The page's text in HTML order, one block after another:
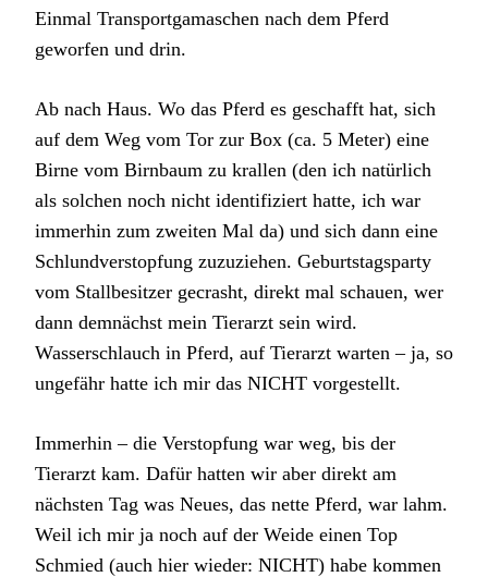
Einmal Transportgamaschen nach dem Pferd
geworfen und drin.
Ab nach Haus. Wo das Pferd es geschafft hat, sich
auf dem Weg vom Tor zur Box (ca. 5 Meter) eine
Birne vom Birnbaum zu krallen (den ich natürlich
als solchen noch nicht identifiziert hatte, ich war
immerhin zum zweiten Mal da) und sich dann eine
Schlundverstopfung zuzuziehen. Geburtstagsparty
vom Stallbesitzer gecrasht, direkt mal schauen, wer
dann demnächst mein Tierarzt sein wird.
Wasserschlauch in Pferd, auf Tierarzt warten – ja, so
ungefähr hatte ich mir das NICHT vorgestellt.
Immerhin – die Verstopfung war weg, bis der
Tierarzt kam. Dafür hatten wir aber direkt am
nächsten Tag was Neues, das nette Pferd, war lahm.
Weil ich mir ja noch auf der Weide einen Top
Schmied (auch hier wieder: NICHT) habe kommen